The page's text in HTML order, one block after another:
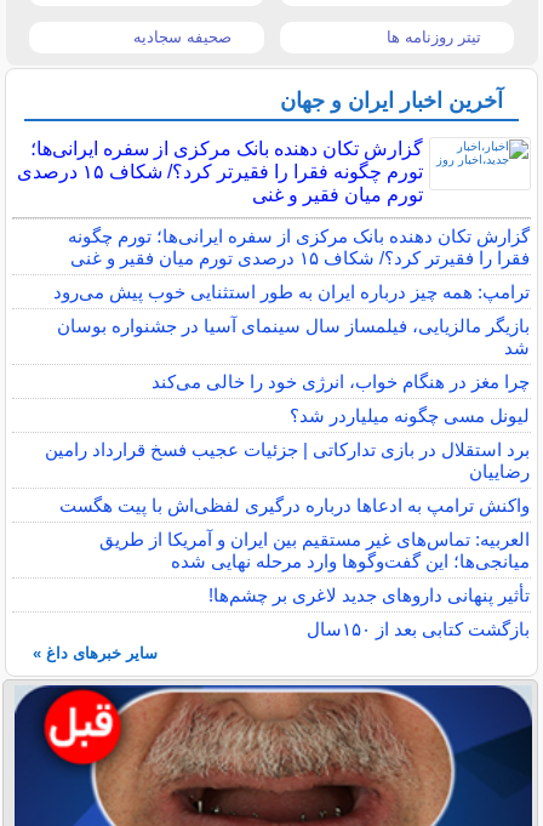
تیتر روزنامه ها صحیفه سجادیه
آخرین اخبار ایران و جهان
گزارش تکان‌ دهنده بانک مرکزی از سفره ایرانی‌ها؛
تورم چگونه فقرا را فقیرتر کرد؟/ شکاف ۱۵ درصدی
تورم میان فقیر و غنی
گزارش تکان‌ دهنده بانک مرکزی از سفره ایرانی‌ها؛ تورم چگونه
فقرا را فقیرتر کرد؟/ شکاف ۱۵ درصدی تورم میان فقیر و غنی
ترامپ: همه چیز درباره ایران به طور استثنایی خوب پیش می‌رود
بازیگر مالزیایی، فیلمساز سال سینمای آسیا در جشنواره بوسان
شد
چرا مغز در هنگام خواب، انرژی خود را خالی می‌کند
لیونل مسی چگونه میلیاردر شد؟
برد استقلال در بازی تدارکاتی | جزئیات عجیب فسخ قرارداد رامین
رضاییان
واکنش ترامپ به ادعاها درباره درگیری لفظی‌اش با پیت هگست
العربیه: تماس‌های غیر مستقیم بین ایران و آمریکا از طریق
میانجی‌ها؛ این گفت‌و‌گو‌ها وارد مرحله نهایی شده
تأثیر پنهانی داروهای جدید لاغری بر چشم‌ها!
بازگشت کتابی بعد از ۱۵۰سال
سایر خبرهای داغ »